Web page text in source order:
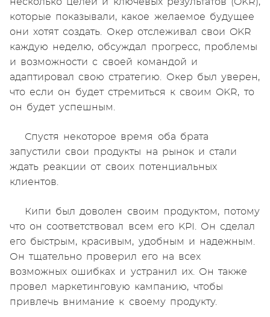
которые показывали, какое желаемое будущее
они хотят создать. Окер отслеживал свои OKR
каждую неделю, обсуждал прогресс, проблемы
и возможности с своей командой и
адаптировал свою стратегию. Окер был уверен,
что если он будет стремиться к своим OKR, то
он будет успешным.
Спустя некоторое время оба брата
запустили свои продукты на рынок и стали
ждать реакции от своих потенциальных
клиентов.
Кипи был доволен своим продуктом, потому
что он соответствовал всем его KPI. Он сделал
его быстрым, красивым, удобным и надежным.
Он тщательно проверил его на всех
возможных ошибках и устранил их. Он также
провел маркетинговую кампанию, чтобы
привлечь внимание к своему продукту.